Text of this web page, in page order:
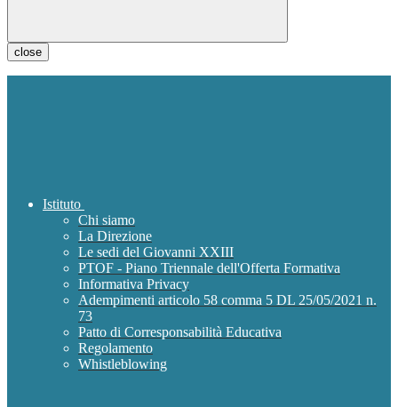
close
Istituto
Chi siamo
La Direzione
Le sedi del Giovanni XXIII
PTOF - Piano Triennale dell'Offerta Formativa
Informativa Privacy
Adempimenti articolo 58 comma 5 DL 25/05/2021 n.
73
Patto di Corresponsabilità Educativa
Regolamento
Whistleblowing